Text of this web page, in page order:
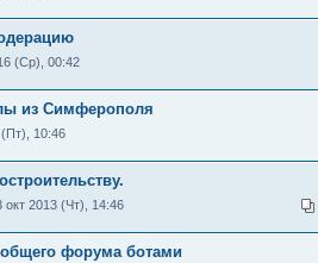
(Ср), 00:42
из Симферополя
10:46
окт 2013 (Чт), 14:46
форума ботами